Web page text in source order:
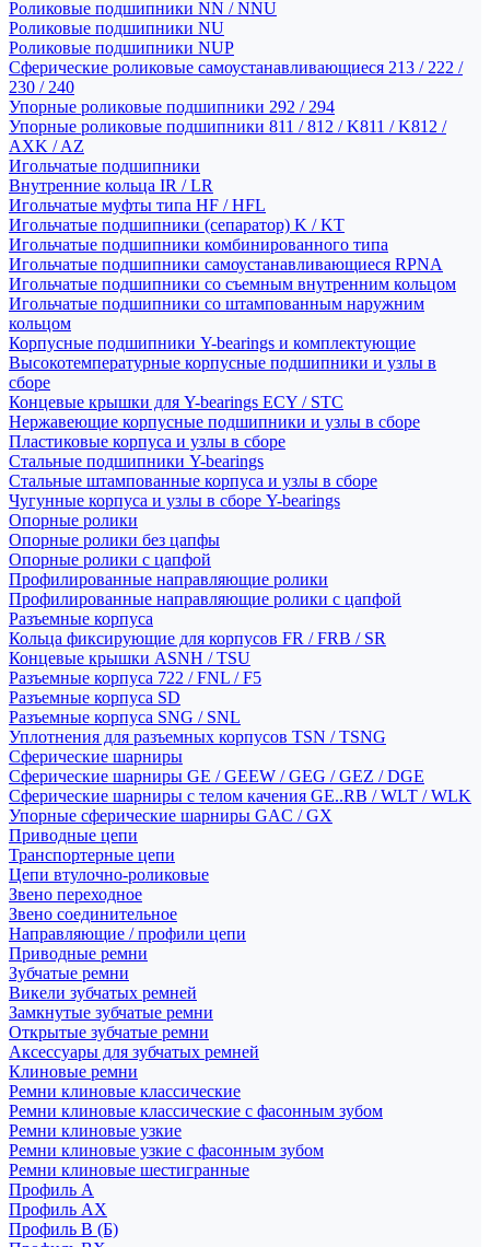
Роликовые подшипники NN / NNU
Роликовые подшипники NU
Роликовые подшипники NUP
Сферические роликовые самоустанавливающиеся 213 / 222 /
230 / 240
Упорные роликовые подшипники 292 / 294
Упорные роликовые подшипники 811 / 812 / K811 / K812 /
AXK / AZ
Игольчатые подшипники
Внутренние кольца IR / LR
Игольчатые муфты типа HF / HFL
Игольчатые подшипники (сепаратор) K / KT
Игольчатые подшипники комбинированного типа
Игольчатые подшипники самоустанавливающиеся RPNA
Игольчатые подшипники со съемным внутренним кольцом
Игольчатые подшипники со штампованным наружним
кольцом
Корпусные подшипники Y-bearings и комплектующие
Высокотемпературные корпусные подшипники и узлы в
сборе
Концевые крышки для Y-bearings ECY / STC
Нержавеющие корпусные подшипники и узлы в сборе
Пластиковые корпуса и узлы в сборе
Стальные подшипники Y-bearings
Стальные штампованные корпуса и узлы в сборе
Чугунные корпуса и узлы в сборе Y-bearings
Опорные ролики
Опорные ролики без цапфы
Опорные ролики с цапфой
Профилированные направляющие ролики
Профилированные направляющие ролики с цапфой
Разъемные корпуса
Кольца фиксирующие для корпусов FR / FRB / SR
Концевые крышки ASNH / TSU
Разъемные корпуса 722 / FNL / F5
Разъемные корпуса SD
Разъемные корпуса SNG / SNL
Уплотнения для разъемных корпусов TSN / TSNG
Сферические шарниры
Сферические шарниры GE / GEEW / GEG / GEZ / DGE
Сферические шарниры с телом качения GE..RB / WLT / WLK
Упорные сферические шарниры GAC / GX
Приводные цепи
Транспортерные цепи
Цепи втулочно-роликовые
Звено переходное
Звено соединительное
Направляющие / профили цепи
Приводные ремни
Зубчатые ремни
Викели зубчатых ремней
Замкнутые зубчатые ремни
Открытые зубчатые ремни
Аксессуары для зубчатых ремней
Клиновые ремни
Ремни клиновые классические
Ремни клиновые классические с фасонным зубом
Ремни клиновые узкие
Ремни клиновые узкие с фасонным зубом
Ремни клиновые шестигранные
Профиль A
Профиль AX
Профиль B (Б)